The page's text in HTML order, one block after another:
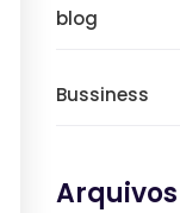
blog
Bussiness
Arquivos